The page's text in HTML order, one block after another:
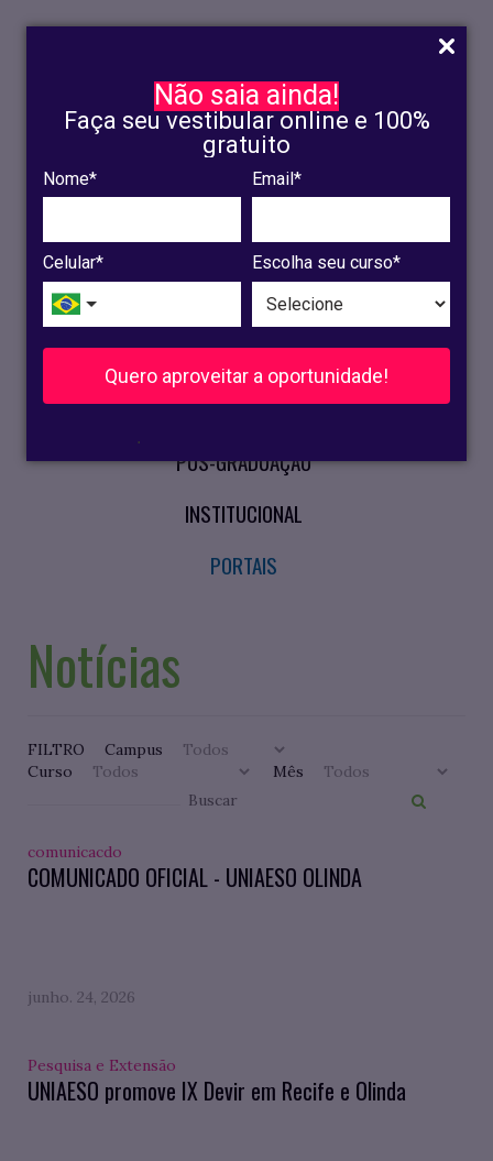
Não saia ainda!
Faça seu vestibular online e 100%
gratuito
Nome* Email*
Celular* Escolha seu curso*
Quero aproveitar a oportunidade!
.
INSCRIÇÃO
OLINDA
RECIFE
VESTIBULAR
CURSOS PRESENCIAIS
PÓS-GRADUAÇÃO
INSTITUCIONAL
PORTAIS
Notícias
FILTRO
Campus
Curso
Mês
comunicacdo
COMUNICADO OFICIAL - UNIAESO OLINDA
junho. 24, 2026
Pesquisa e Extensão
UNIAESO promove IX Devir em Recife e Olinda